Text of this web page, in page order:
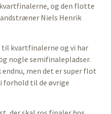
og den flotte
Niels Henrik
til kvartfinalerne og vi har
nogle semifinalepladser.
men det er super flot
forhold til de øvrige